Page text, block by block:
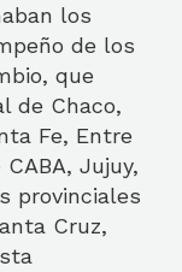
los
de los
que
de Chaco,
Fe, Entre
Jujuy,
provinciales
Cruz,